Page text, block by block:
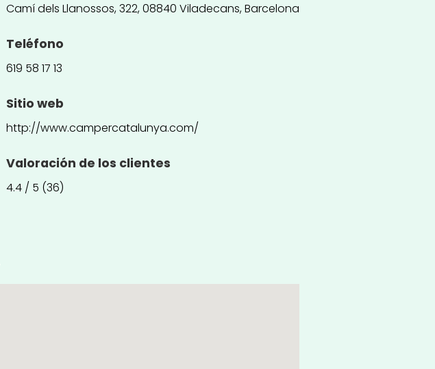
Camí dels Llanossos, 322, 08840 Viladecans, Barcelona
Teléfono
619 58 17 13
Sitio web
http://www.campercatalunya.com/
Valoración de los clientes
4.4 / 5 (36)